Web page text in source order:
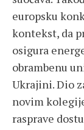
europsku
kontekst, da
osigura
obrambenu
Ukrajini. Dio
novim
rasprave